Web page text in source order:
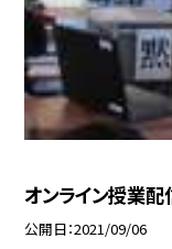
オンライン授業配
公開日 2021/09/06